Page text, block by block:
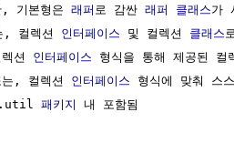
기본형은
래퍼 로 감싼 래퍼 클래스가
컬렉션
인터페이스 및 컬렉션 클래스
션
인터페이스 형식을 통해 제공된 컬
, 컬렉션
인터페이스 형식에 맞춰 스
패키지 내 포함됨